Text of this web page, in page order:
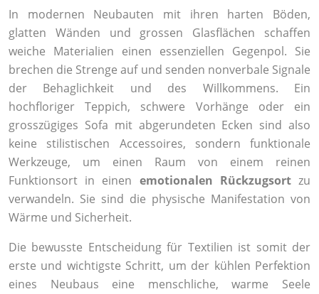
In modernen Neubauten mit ihren harten Böden,
glatten Wänden und grossen Glasflächen schaffen
weiche Materialien einen essenziellen Gegenpol. Sie
brechen die Strenge auf und senden nonverbale Signale
der Behaglichkeit und des Willkommens. Ein
hochfloriger Teppich, schwere Vorhänge oder ein
grosszügiges Sofa mit abgerundeten Ecken sind also
keine stilistischen Accessoires, sondern funktionale
Werkzeuge, um einen Raum von einem reinen
Funktionsort in einen emotionalen Rückzugsortzu
verwandeln. Sie sind die physische Manifestation von
Wärme und Sicherheit.
Die bewusste Entscheidung für Textilien ist somit der
erste und wichtigste Schritt, um der kühlen Perfektion
eines Neubaus eine menschliche, warme Seele